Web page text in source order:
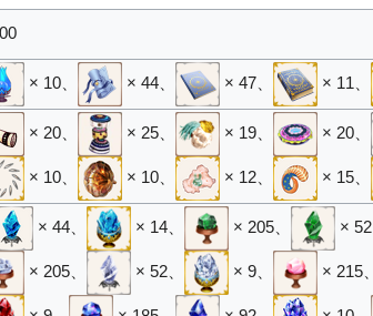
× 10 × 44 × 47 × 11
× 20 × 25 × 19 × 20
× 10 × 10 × 12 × 15
× 44 × 14 × 205 × 52
× 205 × 52 × 9 × 215